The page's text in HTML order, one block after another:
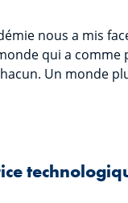
nous a mis
qui a comme
Un monde